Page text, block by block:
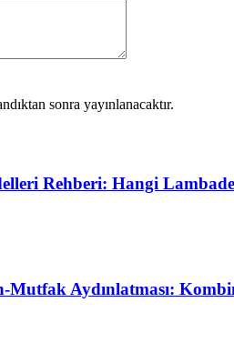
sonra yayınlanacaktır.
Rehberi: Hangi
Mutfak Aydınlatması: